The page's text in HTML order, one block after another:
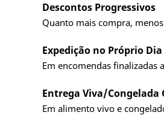
Descontos Progressivos
Quanto mais compra,
Expedição no Próprio Dia
Em encomendas finalizadas
Entrega Viva/Congelada
Em alimento vivo e